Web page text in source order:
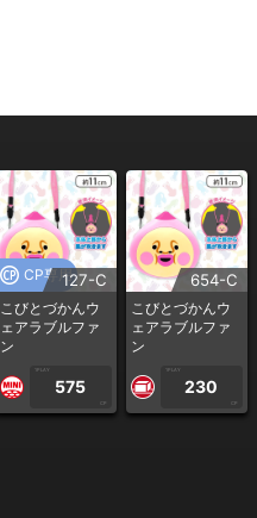
CP専用127-C
こびとづかんウ
ェアラブルファ
ン
1PLAY
575
CP
654-C
こびとづかんウ
ェアラブルファ
ン
1PLAY
230
CP